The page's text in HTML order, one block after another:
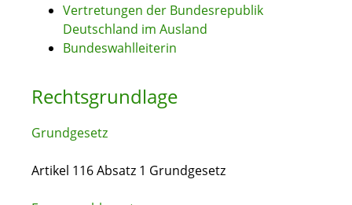
Vertretungen der Bundesrepublik
Deutschland im Ausland
Bundeswahlleiterin
Rechtsgrundlage
Grundgesetz
Artikel 116 Absatz 1 Grundgesetz